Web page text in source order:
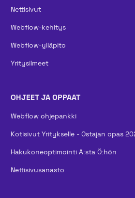
Nettisivut
Webflow-kehitys
Webflow-ylläpito
Yritysilmeet
OHJEET JA OPPAAT
Webflow ohjepankki
Kotisivut Yritykselle - Ostajan opas
Hakukoneoptimointi A:sta Ö:hön
Nettisivusanasto